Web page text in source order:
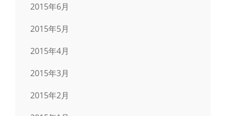
2015年6月
2015年5月
2015年4月
2015年3月
2015年2月